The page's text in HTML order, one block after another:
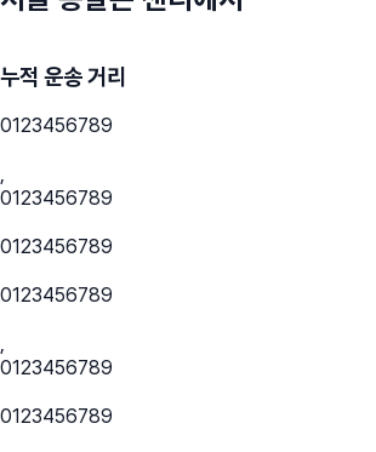
누적 운송 거리
0123456789
,
0123456789
0123456789
0123456789
,
0123456789
0123456789